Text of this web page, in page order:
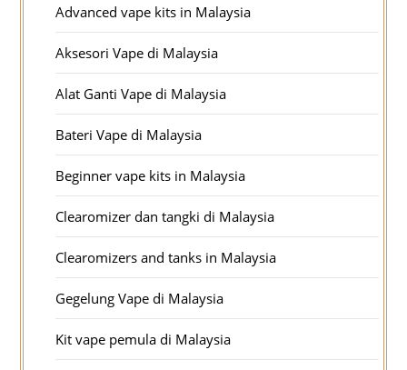
Advanced vape kits in Malaysia
Aksesori Vape di Malaysia
Alat Ganti Vape di Malaysia
Bateri Vape di Malaysia
Beginner vape kits in Malaysia
Clearomizer dan tangki di Malaysia
Clearomizers and tanks in Malaysia
Gegelung Vape di Malaysia
Kit vape pemula di Malaysia